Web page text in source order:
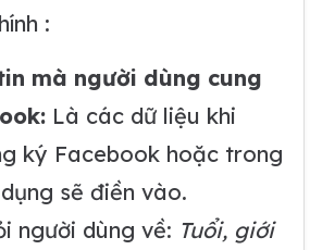
:
mà người dùng cung
Là các dữ liệu khi
ký Facebook hoặc trong
sẽ điền vào.
người dùng về: Tuổi, giới